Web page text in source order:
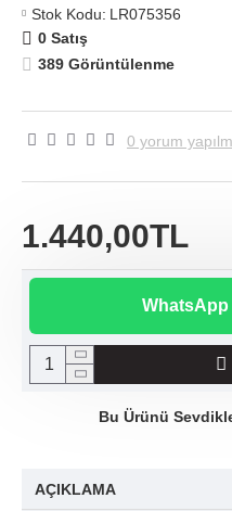
Stok Kodu: LR075356
0 Satış
389 Görüntülenme
0 yorum
1.440,00TL
WhatsApp
Bu Ürünü
AÇIKLAMA